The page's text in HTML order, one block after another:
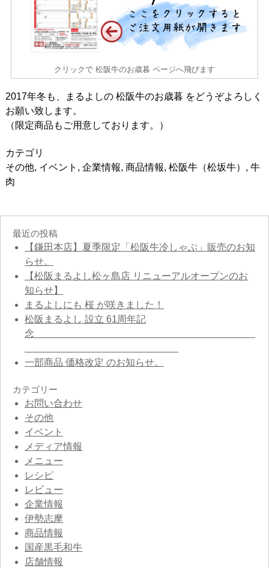
クリックで 松阪牛のお歳暮 ページへ飛びます
2017年冬も、まるよしの 松阪牛のお歳暮 をどうぞよろしく
お願い致します。
（限定商品もご用意しております。）
カテゴリ
その他, イベント , 企業情報, 商品情報, 松阪牛（松坂牛） , 牛
肉
最近の投稿
【鎌田本店】夏季限定「松阪牛冷しゃぶ」販売のお知
らせ。
【松阪まるよし松ヶ島店 リニューアルオープンのお
知らせ】
まるよしにも 桜 が咲きました！
松阪まるよし 設立 61周年記
念
一部商品 価格改定 のお知らせ。
カテゴリー
お問い合わせ
その他
イベント
メディア情報
メニュー
レシピ
レビュー
企業情報
伊勢志摩
商品情報
国産黒毛和牛
店舗情報